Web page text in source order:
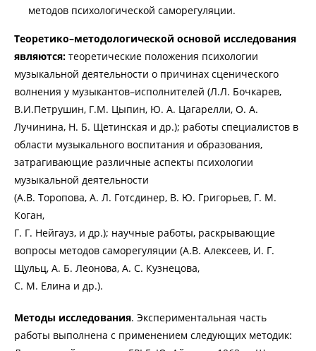
методов психологической саморегуляции.
Теоретико–методологической основой исследования
являются: теоретические положения психологии
музыкальной деятельности о причинах сценического
волнения у музыкантов–исполнителей (Л.Л. Бочкарев,
В.И.Петрушин, Г.М. Цыпин, Ю. А. Цагарелли, О. А.
Лучинина, Н. Б. Щетинская и др.); работы специалистов в
области музыкального воспитания и образования,
затрагивающие различные аспекты психологии
музыкальной деятельности
(A.B. Торопова, А. Л. Готсдинер, В. Ю. Григорьев, Г. М.
Коган,
Г. Г. Нейгауз, и др.); научные работы, раскрывающие
вопросы методов саморегуляции (A.B. Алексеев, И. Г.
Щульц, А. Б. Леонова, А. С. Кузнецова,
С. М. Елина и др.).
Методы исследования. Экспериментальная часть
работы выполнена с применением следующих методик: